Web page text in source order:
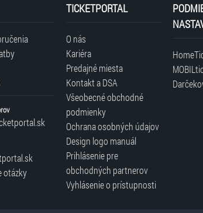
otázky
TICKETPORTAL
O nás
Kariéra
Predajné miesta
Kontakt a DSA
Všeobecné obchodné
podmienky
Ochrana osobných údajov
Design logo manuál
Prihlásenie pre
obchodných partnerov
Vyhlásenie o prístupnosti